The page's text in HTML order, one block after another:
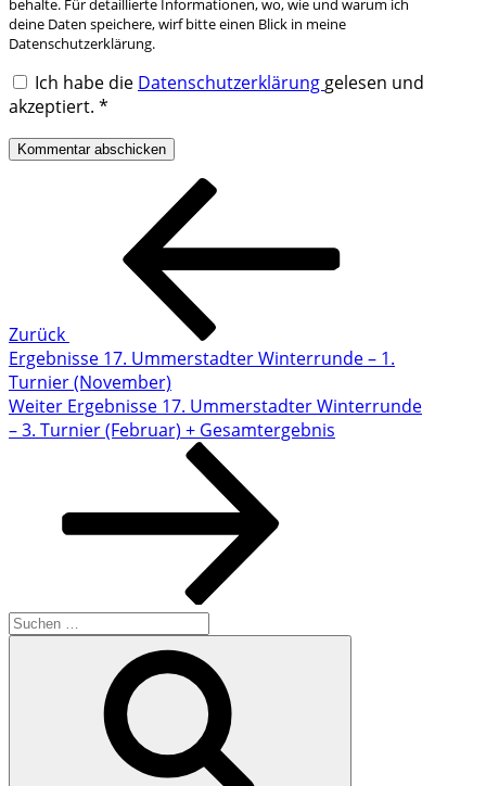
behalte. Für detaillierte Informationen, wo, wie und warum ich
deine Daten speichere, wirf bitte einen Blick in meine
Datenschutzerklärung.
Ich habe die Datenschutzerklärung gelesen und
akzeptiert. *
Beitragsnavigation
Zurück
Ergebnisse 17. Ummerstadter Winterrunde – 1.
Turnier (November)
Nächster
Beitrag
Weiter Ergebnisse 17. Ummerstadter Winterrunde
– 3. Turnier (Februar) + Gesamtergebnis
Suchen
nach: